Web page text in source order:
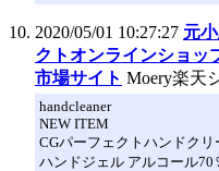
2020/05/01 10:27:27 元
クトオンラインショ
市場サイト Moery楽天
handcleaner
NEW ITEM
CGパーフェクトハンドクリ
ハンドジェル アルコール70